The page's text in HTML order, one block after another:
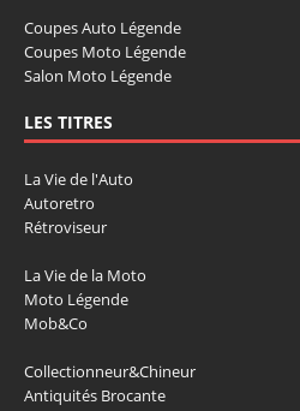
Coupes Auto Légende
Coupes Moto Légende
Salon Moto Légende
LES TITRES
La Vie de l'Auto
Autoretro
Rétroviseur
La Vie de la Moto
Moto Légende
Mob&Co
Collectionneur&Chineur
Antiquités Brocante